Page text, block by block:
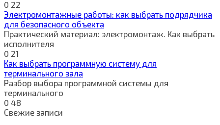
0 22
Электромонтажные работы: как выбрать подрядчика
для безопасного объекта
Практический материал: электромонтаж. Как выбрать
исполнителя
0 21
Как выбрать программную систему для
терминального зала
Разбор выбора программной системы для
терминального
0 48
Свежие записи